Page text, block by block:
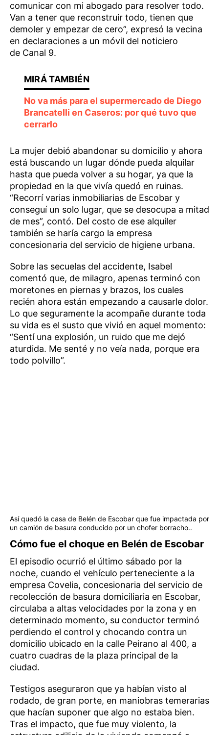
comunicar con mi abogado para resolver todo.
Van a tener que reconstruir todo, tienen que
demoler y empezar de cero”, expresó la vecina
en declaraciones a un móvil del noticiero
de Canal 9.
No va más para el supermercado de Diego
Brancatelli en Caseros: por qué tuvo que
cerrarlo
La mujer debió abandonar su domicilio y ahora
está buscando un lugar dónde pueda alquilar
hasta que pueda volver a su hogar, ya que la
propiedad en la que vivía quedó en ruinas.
“Recorrí varias inmobiliarias de Escobar y
conseguí un solo lugar, que se desocupa a mitad
de mes”, contó. Del costo de ese alquiler
también se haría cargo la empresa
concesionaria del servicio de higiene urbana.
Sobre las secuelas del accidente, Isabel
comentó que, de milagro, apenas terminó con
moretones en piernas y brazos, los cuales
recién ahora están empezando a causarle dolor.
Lo que seguramente la acompañe durante toda
su vida es el susto que vivió en aquel momento:
“Sentí una explosión, un ruido que me dejó
aturdida. Me senté y no veía nada, porque era
todo polvillo”.
Así quedó la casa de Belén de Escobar que fue impactada por
un camión de basura conducido por un chofer borracho..
Cómo fue el choque en Belén de Escobar
El episodio ocurrió el último sábado por la
noche, cuando el vehículo perteneciente a la
empresa Covelia, concesionaria del servicio de
recolección de basura domiciliaria en Escobar,
circulaba a altas velocidades por la zona y en
determinado momento, su conductor terminó
perdiendo el control y chocando contra un
domicilio ubicado en la calle Peirano al 400, a
cuatro cuadras de la plaza principal de la
ciudad.
Testigos aseguraron que ya habían visto al
rodado, de gran porte, en maniobras temerarias
que hacían suponer que algo no estaba bien.
Tras el impacto, que fue muy violento, la